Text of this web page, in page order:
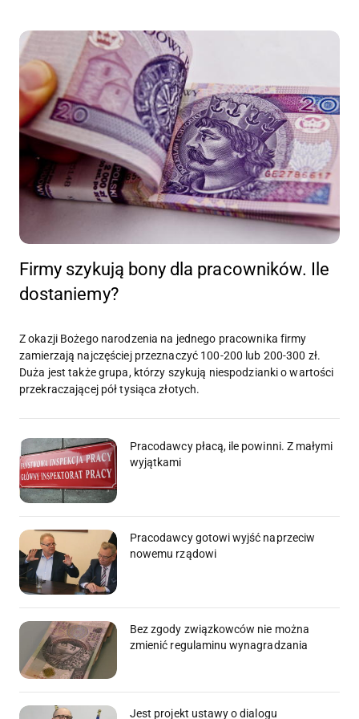
Firmy szykują bony dla pracowników. Ile
dostaniemy?
Z okazji Bożego narodzenia na jednego pracownika firmy
zamierzają najczęściej przeznaczyć 100-200 lub 200-300 zł.
Duża jest także grupa, którzy szykują niespodzianki o wartości
przekraczającej pół tysiąca złotych.
Pracodawcy płacą, ile powinni. Z małymi
wyjątkami
Pracodawcy gotowi wyjść naprzeciw
nowemu rządowi
Bez zgody związkowców nie można
zmienić regulaminu wynagradzania
Jest projekt ustawy o dialogu